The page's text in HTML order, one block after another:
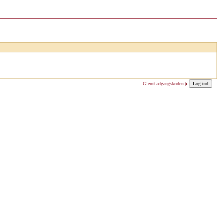
Glemt adgangskoden